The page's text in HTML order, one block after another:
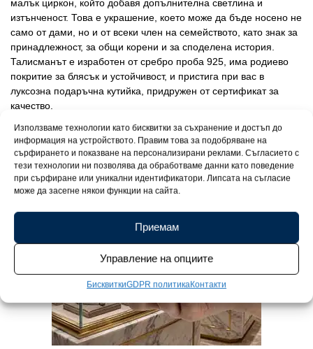
Използваме технологии като бисквитки за съхранение и достъп до
информация на устройството. Правим това за подобряване на
сърфирането и показване на персонализирани реклами. Съгласието с
тези технологии ни позволява да обработваме данни като поведение
при сърфиране или уникални идентификатори. Липсата на съгласие
може да засегне някои функции на сайта.
Приемам
Управление на опциите
БисквиткиGDPR политикаКонтакти
малък циркон, който добавя допълнителна светлина и
изтънченост. Това е украшение, което може да бъде носено не
само от дами, но и от всеки член на семейството, като знак за
принадлежност, за общи корени и за споделена история.
Талисманът е изработен от сребро проба 925, има родиево
покритие за блясък и устойчивост, и пристига при вас в
луксозна подаръчна кутийка, придружен от сертификат за
качество.